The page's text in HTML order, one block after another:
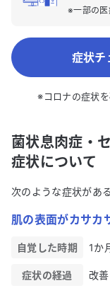
※一部の医
症状チ
※コロナの症状
菌状息肉症・
症状について
次のような症状があ
肌の表面がカサカ
自覚した時期 1か
症状の経過 改